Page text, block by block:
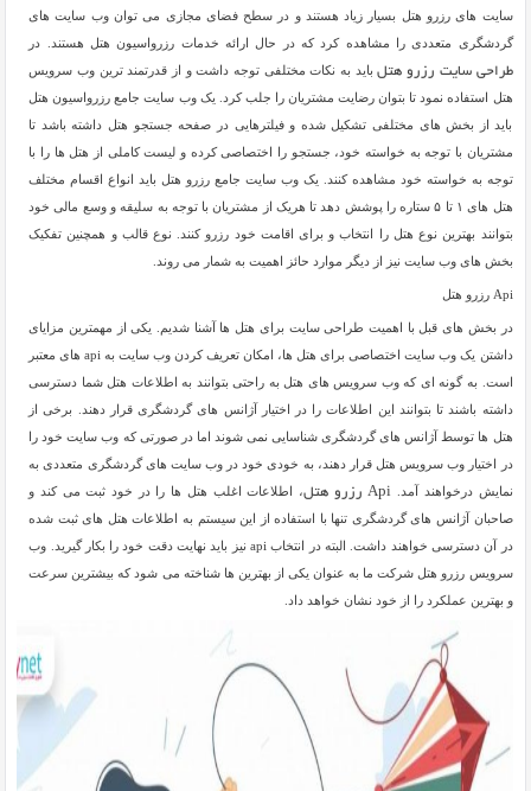
سایت های رزرو هتل بسیار زیاد هستند و در سطح فضای مجازی می توان وب سایت های
گردشگری متعددی را مشاهده کرد که در حال ارائه خدمات رزرواسیون هتل هستند. در
طراحی سایت رزرو هتلباید به نکات مختلفی توجه داشت و از قدرتمند ترین وب سرویس
هتل استفاده نمود تا بتوان رضایت مشتریان را جلب کرد. یک وب سایت جامع رزرواسیون هتل
باید از بخش های مختلفی تشکیل شده و فیلترهایی در صفحه جستجو هتل داشته باشد تا
مشتریان با توجه به خواسته خود، جستجو را اختصاصی کرده و لیست کاملی از هتل ها را با
توجه به خواسته خود مشاهده کنند. یک وب سایت جامع رزرو هتل باید انواع اقسام مختلف
هتل های ۱ تا ۵ ستاره را پوشش دهد تا هریک از مشتریان با توجه به سلیقه و وسع مالی خود
بتوانند بهترین نوع هتل را انتخاب و برای اقامت خود رزرو کنند. نوع قالب و همچنین تفکیک
بخش های وب سایت نیز از دیگر موارد حائز اهمیت به شمار می روند.
Api رزرو هتل
در بخش های قبل با اهمیت طراحی سایت برای هتل ها آشنا شدیم. یکی از مهمترین مزایای
داشتن یک وب سایت اختصاصی برای هتل ها، امکان تعریف کردن وب سایت به api های معتبر
است. به گونه ای که وب سرویس های هتل به راحتی بتوانند به اطلاعات هتل شما دسترسی
داشته باشند تا بتوانند این اطلاعات را در اختیار آژانس های گردشگری قرار دهند. برخی از
هتل ها توسط آژانس های گردشگری شناسایی نمی شوند اما در صورتی که وب سایت خود را
در اختیار وب سرویس هتل قرار دهند، به خودی خود در وب سایت های گردشگری متعددی به
نمایش درخواهند آمد. Api رزرو هتل
، اطلاعات اغلب هتل ها را در خود ثبت می کند و
صاحبان آژانس های گردشگری تنها با استفاده از این سیستم به اطلاعات هتل های ثبت شده
در آن دسترسی خواهند داشت. البته در انتخاب api نیز باید نهایت دقت خود را بکار گیرید. وب
سرویس رزرو هتل شرکت ما به عنوان یکی از بهترین ها شناخته می شود که بیشترین سرعت
و بهترین عملکرد را از خود نشان خواهد داد.